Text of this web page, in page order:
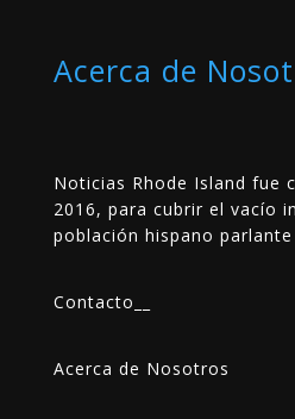
Acerca de
Noticias Rhode Island fue
2016, para cubrir el vacío
población hispano parlante
Contacto
Acerca de Nosotros